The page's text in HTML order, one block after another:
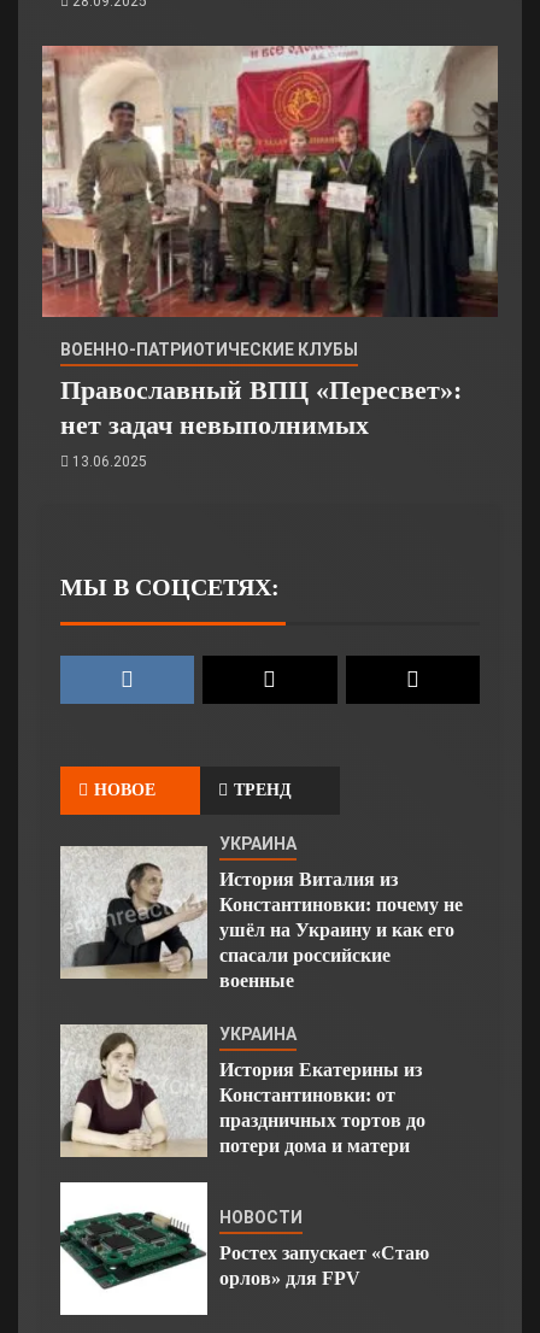
ВОЕННО-ПАТРИОТИЧЕСКИЕ КЛУБЫ
Православный ВПЦ «Пересвет»:
нет задач невыполнимых
13.06.2025
МЫ В СОЦСЕТЯХ:
НОВОЕ ТРЕНД
УКРАИНА
История Виталия из
Константиновки: почему не
ушёл на Украину и как его
спасали российские
военные
УКРАИНА
История Екатерины из
Константиновки: от
праздничных тортов до
потери дома и матери
НОВОСТИ
Ростех запускает «Стаю
орлов» для FPV